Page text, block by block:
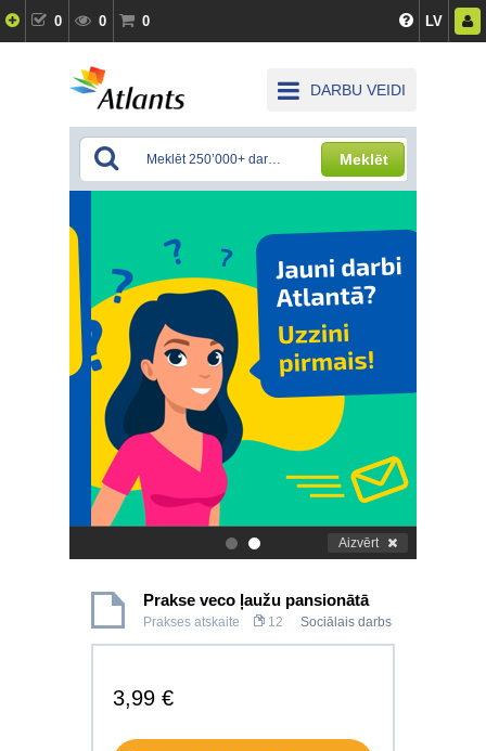
0 0 0 LV
DARBU VEIDI
Meklēt
. Aizvērt
Prakse veco ļaužu pansionātā
Prakses atskaite 12 Sociālais darbs
3,99 €